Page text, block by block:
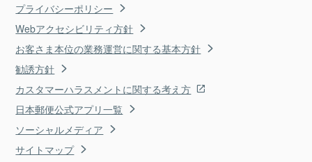
プライバシーポリシー
Webアクセシビリティ方針
お客さま本位の業務運営に関する基本方針
勧誘方針
カスタマーハラスメントに関する考え方
日本郵便公式アプリ一覧
ソーシャルメディア
サイトマップ